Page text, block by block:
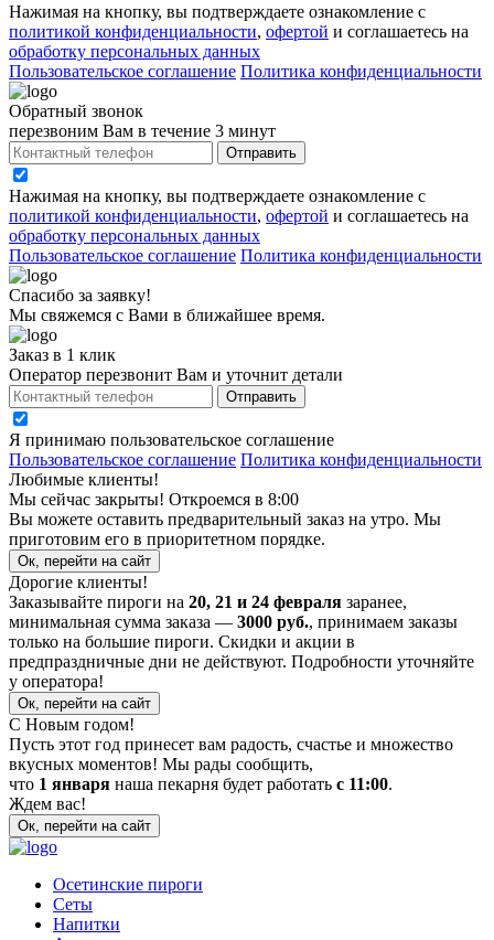
Нажимая на кнопку, вы подтверждаете ознакомление с
политикой конфиденциальности, офертой и соглашаетесь на
обработку персональных данных
Пользовательское соглашение Политика конфиденциальности
Обратный звонок
перезвоним Вам в течение 3 минут
Отправить
Нажимая на кнопку, вы подтверждаете ознакомление с
политикой конфиденциальности, офертой и соглашаетесь на
обработку персональных данных
Пользовательское соглашение Политика конфиденциальности
Спасибо за заявку!
Мы свяжемся с Вами в ближайшее время.
Заказ в 1 клик
Оператор перезвонит Вам и уточнит детали
Отправить
Я принимаю пользовательское соглашение
Пользовательское соглашение Политика конфиденциальности
Любимые клиенты!
Мы сейчас закрыты! Откроемся в 8:00
Вы можете оставить предварительный заказ на утро. Мы
приготовим его в приоритетном порядке.
Ок, перейти на сайт
Дорогие клиенты!
Заказывайте пироги на 20, 21 и 24 февраля заранее,
минимальная сумма заказа — 3000 руб., принимаем заказы
только на большие пироги. Скидки и акции в
предпраздничные дни не действуют. Подробности уточняйте
у оператора!
Ок, перейти на сайт
С Новым годом!
Пусть этот год принесет вам радость, счастье и множество
вкусных моментов! Мы рады сообщить,
что 1 января наша пекарня будет работать с 11:00.
Ждем вас!
Ок, перейти на сайт
Осетинские пироги
Сеты
Напитки